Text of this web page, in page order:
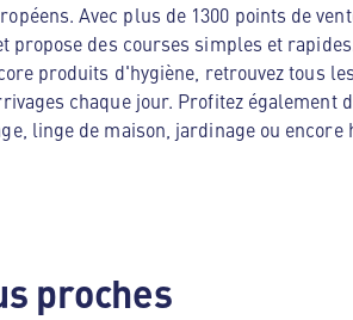
Avec plus de 1300 points de
propose des courses simples et
produits d'hygiène, retrouvez tous
chaque jour. Profitez également
linge de maison, jardinage ou encore
proches